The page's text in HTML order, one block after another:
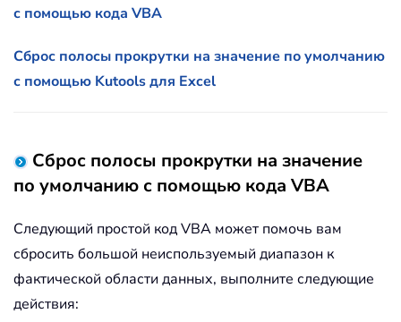
с помощью кода VBA
Сброс полосы прокрутки на значение по умолчанию
с помощью Kutools для Excel
Сброс полосы прокрутки на значение
по умолчанию с помощью кода VBA
Следующий простой код VBA может помочь вам
сбросить большой неиспользуемый диапазон к
фактической области данных, выполните следующие
действия: